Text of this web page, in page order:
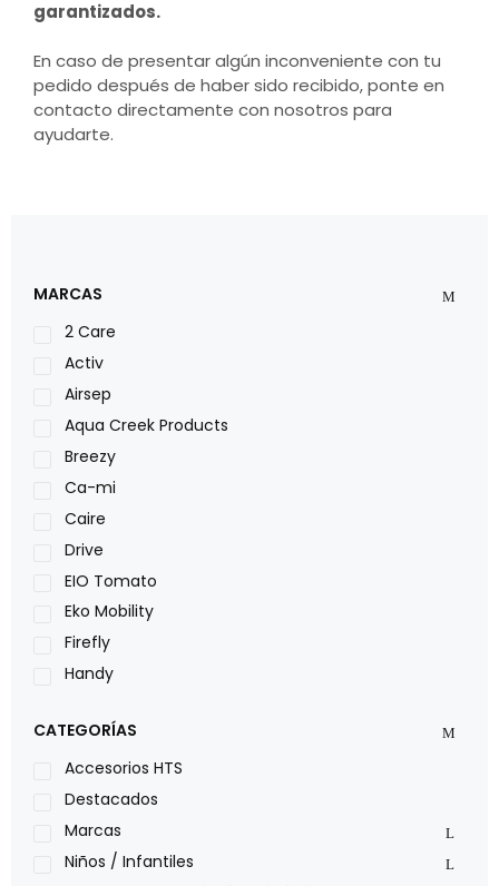
garantizados.
En caso de presentar algún inconveniente con tu
pedido después de haber sido recibido, ponte en
contacto directamente con nosotros para
ayudarte.
MARCAS
2 Care
Activ
Airsep
Aqua Creek Products
Breezy
Ca-mi
Caire
Drive
EIO Tomato
Eko Mobility
Firefly
Handy
Leggero
Lumex
Medical Store
Nidek
Oxiplus
CATEGORÍAS
Accesorios HTS
Destacados
Marcas
Niños / Infantiles